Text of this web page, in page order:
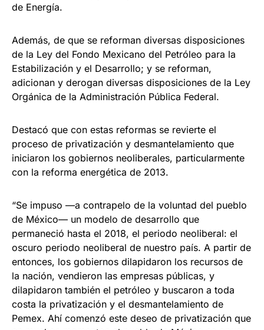
de Energía.
Además, de que se reforman diversas disposiciones
de la Ley del Fondo Mexicano del Petróleo para la
Estabilización y el Desarrollo; y se reforman,
adicionan y derogan diversas disposiciones de la Ley
Orgánica de la Administración Pública Federal.
Destacó que con estas reformas se revierte el
proceso de privatización y desmantelamiento que
iniciaron los gobiernos neoliberales, particularmente
con la reforma energética de 2013.
“Se impuso —a contrapelo de la voluntad del pueblo
de México— un modelo de desarrollo que
permaneció hasta el 2018, el periodo neoliberal: el
oscuro periodo neoliberal de nuestro país. A partir de
entonces, los gobiernos dilapidaron los recursos de
la nación, vendieron las empresas públicas, y
dilapidaron también el petróleo y buscaron a toda
costa la privatización y el desmantelamiento de
Pemex. Ahí comenzó este deseo de privatización que